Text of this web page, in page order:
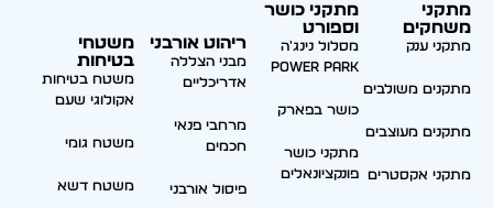
מתקני
משחקים
מתקני ענק
מתקנים משולבים
מתקנים מעוצבים
מתקני אקסטרים
מתקני כושר
וספורט
מסלול נינג'ה
Power park
כושר בפארק
מתקני כושר
פונקציונאלים
ריהוט אורבני
מבני הצללה
אדריכליים
מרחבי פנאי
חכמים
פיסול אורבני
משטחי
בטיחות
משטח בטיחות
אקולוגי שעם
משטח גומי
משטח דשא